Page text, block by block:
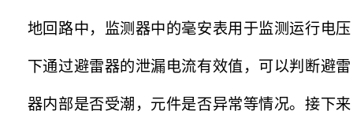
地回路中，监测器中的毫安表用于监测运行电压
下通过避雷器的泄漏电流有效值，可以判断避雷
器内部是否受潮，元件是否异常等情况。接下来